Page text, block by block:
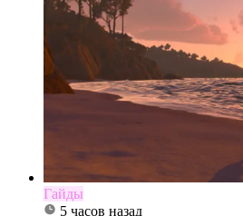
Гайды
5 часов назад